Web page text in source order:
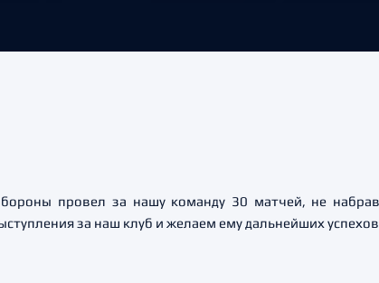
провел за нашу команду 30 матчей, не
за наш клуб и желаем ему дальнейших